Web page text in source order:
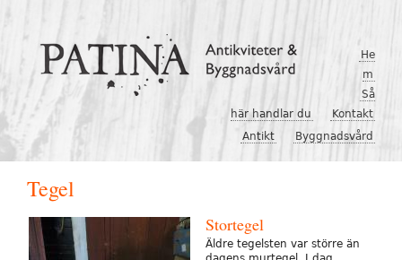
He
m
Så
här handlar du
Kontakt
Antikt
Byggnadsvård
Tegel
Stortegel
Äldre tegelsten var större än